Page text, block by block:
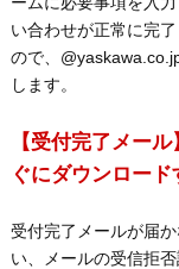
い合わせが正常に完
ので、
します。
【受付完了メー
ぐにダウンロード
受付完了メールが届
い、メールの受信拒